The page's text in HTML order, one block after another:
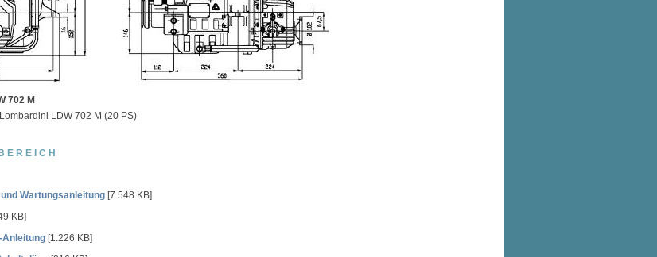
702 M
LDW 702 M (20 PS)
Wartungsanleitung [7.548 KB]
KB]
Anleitung [1.226 KB]